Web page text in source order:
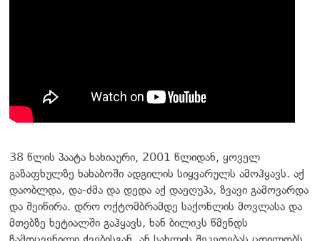
38 წლის პაატა ხახიაური, 2001 წლიდან, ყოველ
გაზაფხულზე ხახაბოში ადგილის სიყვარულს ამოჰყავს. აქ
დაობლდა, და-ძმა და დედა აქ დაეღუპა, ზვავი გამოვარდა
და შეიწირა. დრო ოქტომბრამდე საქონლის მოვლასა და
მთებზე ხეტიალში გაჰყავს, ხან ბილიკს წმენდს